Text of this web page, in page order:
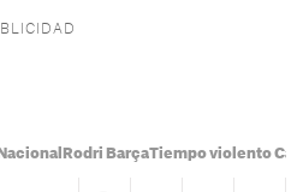
Rodri BarçaTiempo violento